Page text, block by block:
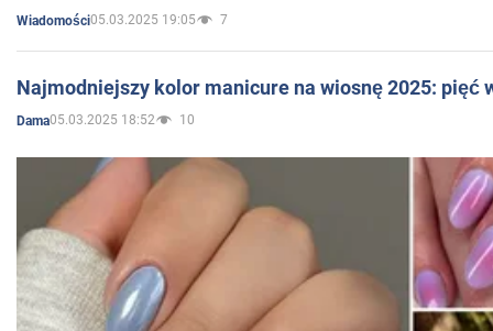
Wiadomości05.03.2025 19:05 7
Najmodniejszy kolor manicure na wiosnę 2025: pięć
Dama05.03.2025 18:52 10